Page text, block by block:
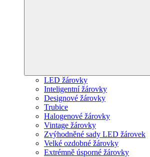
LED žárovky
Inteligentní žárovky
Designové žárovky
Trubice
Halogenové žárovky
Vintage žárovky
Zvýhodněné sady LED žárovek
Velké ozdobné žárovky
Extrémně úsporné žárovky